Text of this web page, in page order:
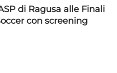
di Ragusa alle Finali
con screening